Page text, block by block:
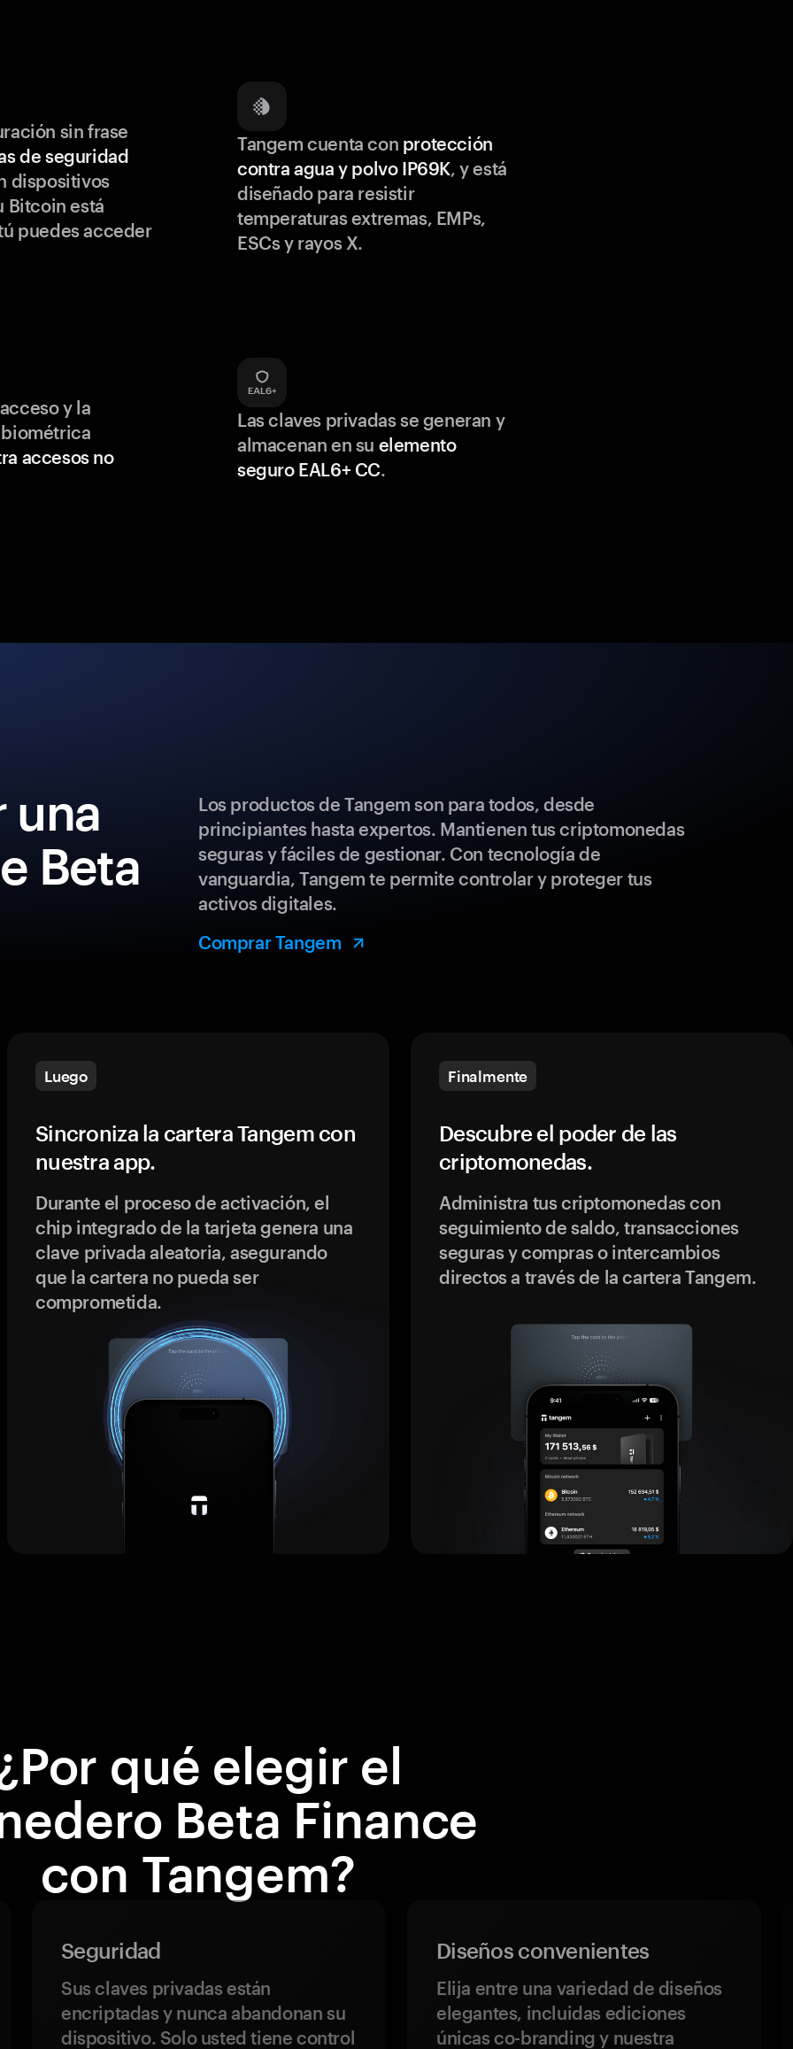
sin frase
de seguridad
dispositivos
Bitcoin está
puedes acceder
Tangem cuenta con protección
contra agua y polvo IP69K, y está
diseñado para resistir
temperaturas extremas, EMPs,
ESCs y rayos X.
y la
accesos no
Las claves privadas se generan y
almacenan en su elemento
seguro EAL6+ CC.
una
Beta
Los productos de Tangem son para todos, desde
principiantes hasta expertos. Mantienen tus criptomonedas
seguras y fáciles de gestionar. Con tecnología de
vanguardia, Tangem te permite controlar y proteger tus
activos digitales.
Comprar Tangem
Luego
Sincroniza la cartera Tangem con
nuestra app.
Durante el proceso de activación, el
chip integrado de la tarjeta genera una
clave privada aleatoria, asegurando
que la cartera no pueda ser
comprometida.
Finalmente
Descubre el poder de las
criptomonedas.
Administra tus criptomonedas con
seguimiento de saldo, transacciones
seguras y compras o intercambios
directos a través de la cartera Tangem.
qué elegir el
Beta Finance
con Tangem?
Seguridad
Sus claves privadas están
encriptadas y nunca abandonan su
dispositivo. Solo usted tiene control
Diseños convenientes
Elija entre una variedad de diseños
elegantes, incluidas ediciones
únicas co-branding y nuestra